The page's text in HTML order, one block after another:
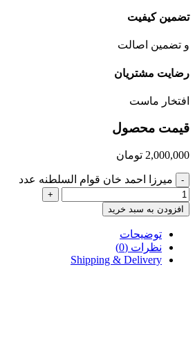
تضمین کیفیت
و تضمین اصالت
رضایت مشتریان
افتخار ماست
قیمت محصول
2,000,000 تومان
- میرزا احمد خان قوام السلطنه عدد
+
افزودن به سبد خرید
توضیحات
نظرات (0)
Shipping & Delivery